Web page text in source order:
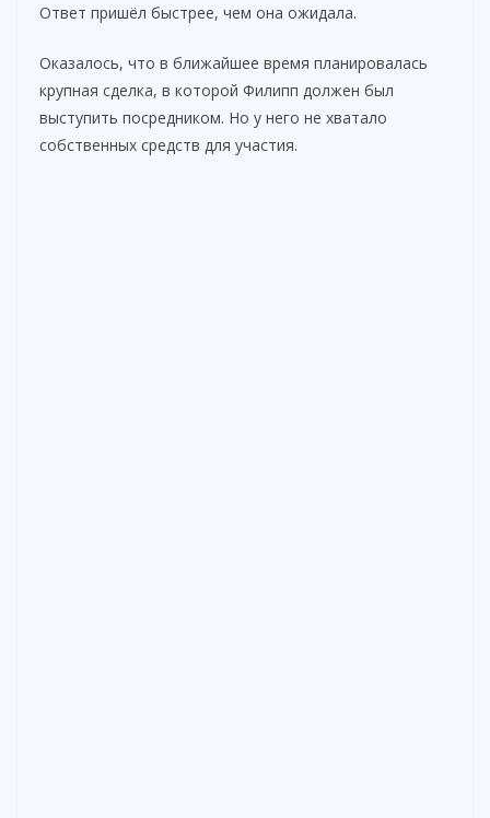
Ответ пришёл быстрее, чем она ожидала.
Оказалось, что в ближайшее время планировалась
крупная сделка, в которой Филипп должен был
выступить посредником. Но у него не хватало
собственных средств для участия.